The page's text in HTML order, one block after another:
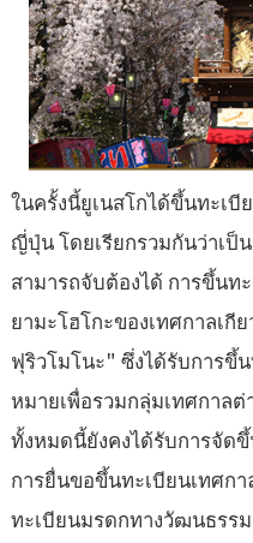
ในครั้งนี้ยูเนสโกได้ขึ้นทะเบี
ญี่ปุ่น โดยเรียกรวมกันว่าเป็
สามารถจับต้องได้ การขึ้นท
ยามะโฮโกะของเทศกาลเ
ฟุริวโมโนะ" ซึ่งได้รับการขึ้
หมายเพื่อรวมกลุ่มเทศกาลต่
ทั้งหมดนี้ยังคงได้รับการจัด
การยื่นขอขึ้นทะเบียนเทศก
ทะเบียนมรดกทางวัฒนธรร